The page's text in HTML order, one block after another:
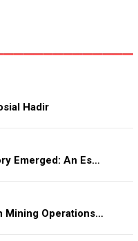
Hadir
Emerged: An Es…
Mining Operations…